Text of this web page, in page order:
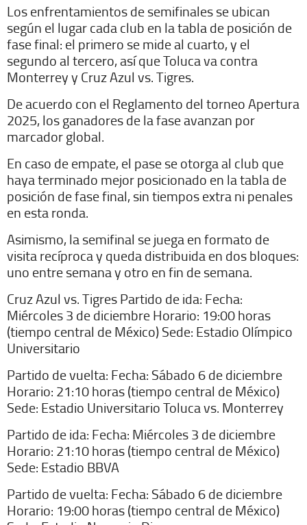
Los enfrentamientos de semifinales se ubican
según el lugar cada club en la tabla de posición de
fase final: el primero se mide al cuarto, y el
segundo al tercero, así que Toluca va contra
Monterrey y Cruz Azul vs. Tigres.
De acuerdo con el Reglamento del torneo Apertura
2025, los ganadores de la fase avanzan por
marcador global.
En caso de empate, el pase se otorga al club que
haya terminado mejor posicionado en la tabla de
posición de fase final, sin tiempos extra ni penales
en esta ronda.
Asimismo, la semifinal se juega en formato de
visita recíproca y queda distribuida en dos bloques:
uno entre semana y otro en fin de semana.
Cruz Azul vs. Tigres Partido de ida: Fecha:
Miércoles 3 de diciembre Horario: 19:00 horas
(tiempo central de México) Sede: Estadio Olímpico
Universitario
Partido de vuelta: Fecha: Sábado 6 de diciembre
Horario: 21:10 horas (tiempo central de México)
Sede: Estadio Universitario Toluca vs. Monterrey
Partido de ida: Fecha: Miércoles 3 de diciembre
Horario: 21:10 horas (tiempo central de México)
Sede: Estadio BBVA
Partido de vuelta: Fecha: Sábado 6 de diciembre
Horario: 19:00 horas (tiempo central de México)